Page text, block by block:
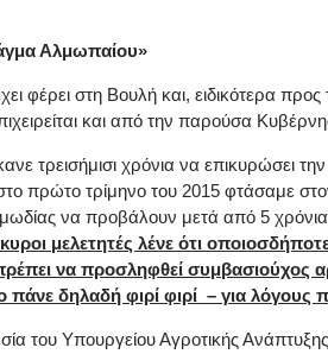
Αλμωπαίου»
στη Βουλή και, ειδικότερα
και από την παρούσα
τρεισήμισι χρόνια να επικυρώσει
πρώτο τρίμηνο του 2015 φτάσαμε
να προβάλουν μετά από 5
μελετητές λένε ότι
να προσληφθεί συμβασιούχος
δηλαδή φιρί φιρί – για
του Υπουργείου Αγροτικής